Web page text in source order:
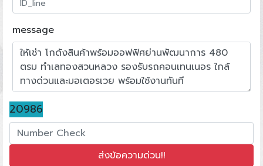
message
20986